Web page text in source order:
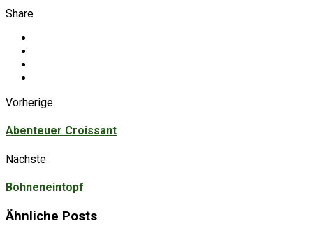
Share
Vorherige
Abenteuer Croissant
Nächste
Bohneneintopf
Ähnliche Posts